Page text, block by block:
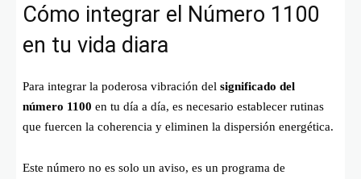
Cómo integrar el Número 1100
en tu vida diara
Para integrar la poderosa vibración del significado del
número 1100 en tu día a día, es necesario establecer rutinas
que fuercen la coherencia y eliminen la dispersión energética.
Este número no es solo un aviso, es un programa de